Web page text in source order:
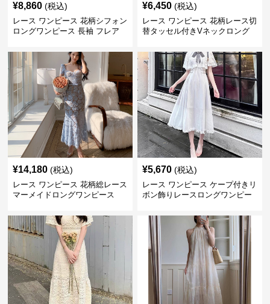
¥8,860 (税込)
レース ワンピース 花柄シフォン
ロングワンピース 長袖 フレア
¥6,450 (税込)
レース ワンピース 花柄レース切
替タッセル付きVネックロング
¥14,180 (税込)
レース ワンピース 花柄総レース
マーメイドロングワンピース
¥5,670 (税込)
レース ワンピース ケープ付きリ
ボン飾りレースロングワンピー